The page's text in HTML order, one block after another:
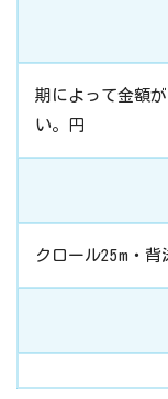
期によって金額
い。円
クロール25m・